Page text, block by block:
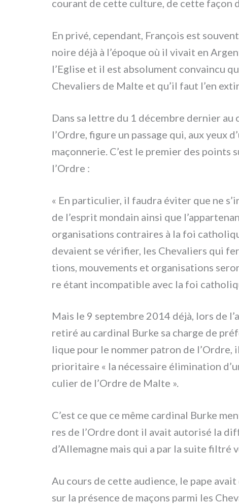
courant de cet­te cul­tu­re, de cet­te façon
En pri­vé, cepen­dant, François est
noi­re déjà à l’époque où il vivait en
l’Eglise et il est abso­lu­ment con­vain­cu
Chevaliers de Malte et qu’il faut l’en
Dans sa let­tre du 1 décem­bre der­nier au
l’Ordre, figu­re un pas­sa­ge qui, aux yeux
maçonnerie. C’est le pre­mier des poin­ts
l’Ordre :
« En par­ti­cu­lier, il fau­dra évi­ter que ne
de l’esprit mon­dain ain­si que
orga­ni­sa­tions con­trai­res à la foi
deva­ient se véri­fier, les Chevaliers qui
tions, mou­ve­men­ts et orga­ni­sa­tions
re étant incom­pa­ti­ble avec la foi
Mais le 9 sep­tem­bre 2014 déjà, lors de
reti­ré au car­di­nal Burke sa char­ge de
li­que pour le nom­mer patron de
prio­ri­tai­re « la néces­sai­re éli­mi­na­tion
cu­lier de l’Ordre de Malte ».
C’est ce que ce même car­di­nal Burke
res de l’Ordre dont il avait auto­ri­sé la
d’Allemagne mais qui a par la sui­te fil­tré
Au cours de cet­te audien­ce, le pape avait
sur la pré­sen­ce de maçons par­mi les